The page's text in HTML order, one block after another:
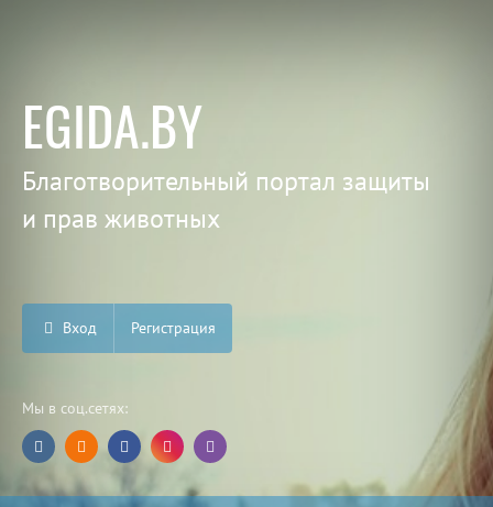
EGIDA.BY
Благотворительный портал защиты
и прав животных
Вход Регистрация
Мы в соц.сетях: